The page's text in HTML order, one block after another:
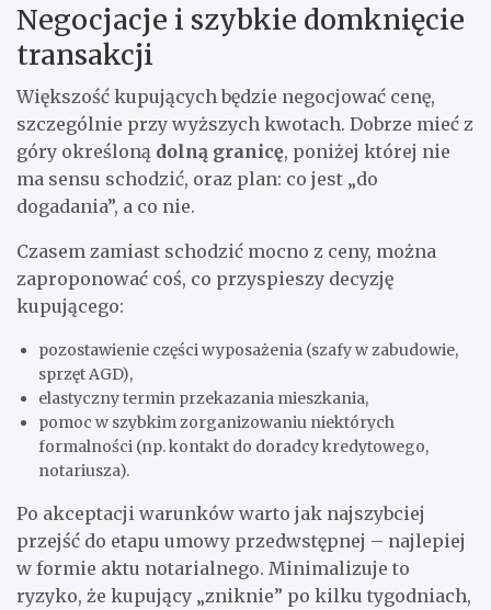
Negocjacje i szybkie domknięcie
transakcji
Większość kupujących będzie negocjować cenę,
szczególnie przy wyższych kwotach. Dobrze mieć z
góry określoną dolną granicę, poniżej której nie
ma sensu schodzić, oraz plan: co jest „do
dogadania”, a co nie.
Czasem zamiast schodzić mocno z ceny, można
zaproponować coś, co przyspieszy decyzję
kupującego:
pozostawienie części wyposażenia (szafy w zabudowie,
sprzęt AGD),
elastyczny termin przekazania mieszkania,
pomoc w szybkim zorganizowaniu niektórych
formalności (np. kontakt do doradcy kredytowego,
notariusza).
Po akceptacji warunków warto jak najszybciej
przejść do etapu umowy przedwstępnej – najlepiej
w formie aktu notarialnego. Minimalizuje to
ryzyko, że kupujący „zniknie” po kilku tygodniach,